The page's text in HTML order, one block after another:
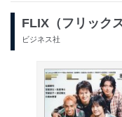
FLIX（フリックス
ビジネス社